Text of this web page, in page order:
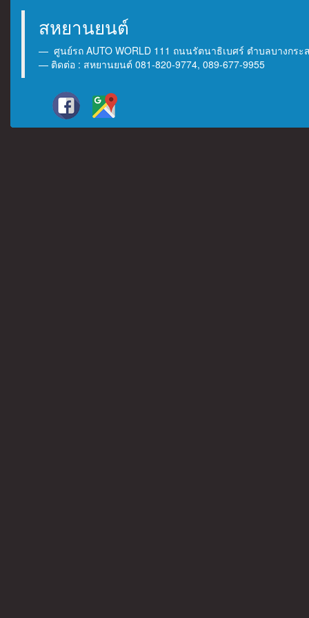
สหยานยนต์
ศูนย์รถ AUTO WORLD 111 ถนนรัตนาธิเบศร์ ตำบลบางกร
ติดต่อ : สหยานยนต์ 081-820-9774, 089-677-9955